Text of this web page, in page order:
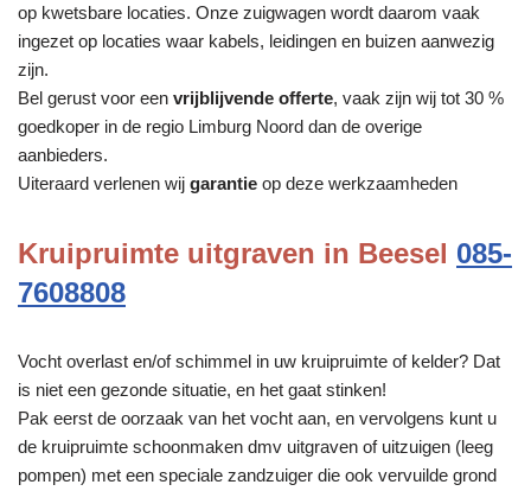
op kwetsbare locaties. Onze zuigwagen wordt daarom vaak
ingezet op locaties waar kabels, leidingen en buizen aanwezig
zijn.
Bel gerust voor een vrijblijvende offerte, vaak zijn wij tot 30 %
goedkoper in de regio Limburg Noord dan de overige
aanbieders.
Uiteraard verlenen wij garantie op deze werkzaamheden
Kruipruimte uitgraven in Beesel 085-
7608808
Vocht overlast en/of schimmel in uw kruipruimte of kelder? Dat
is niet een gezonde situatie, en het gaat stinken!
Pak eerst de oorzaak van het vocht aan, en vervolgens kunt u
de kruipruimte schoonmaken dmv uitgraven of uitzuigen (leeg
pompen) met een speciale zandzuiger die ook vervuilde grond